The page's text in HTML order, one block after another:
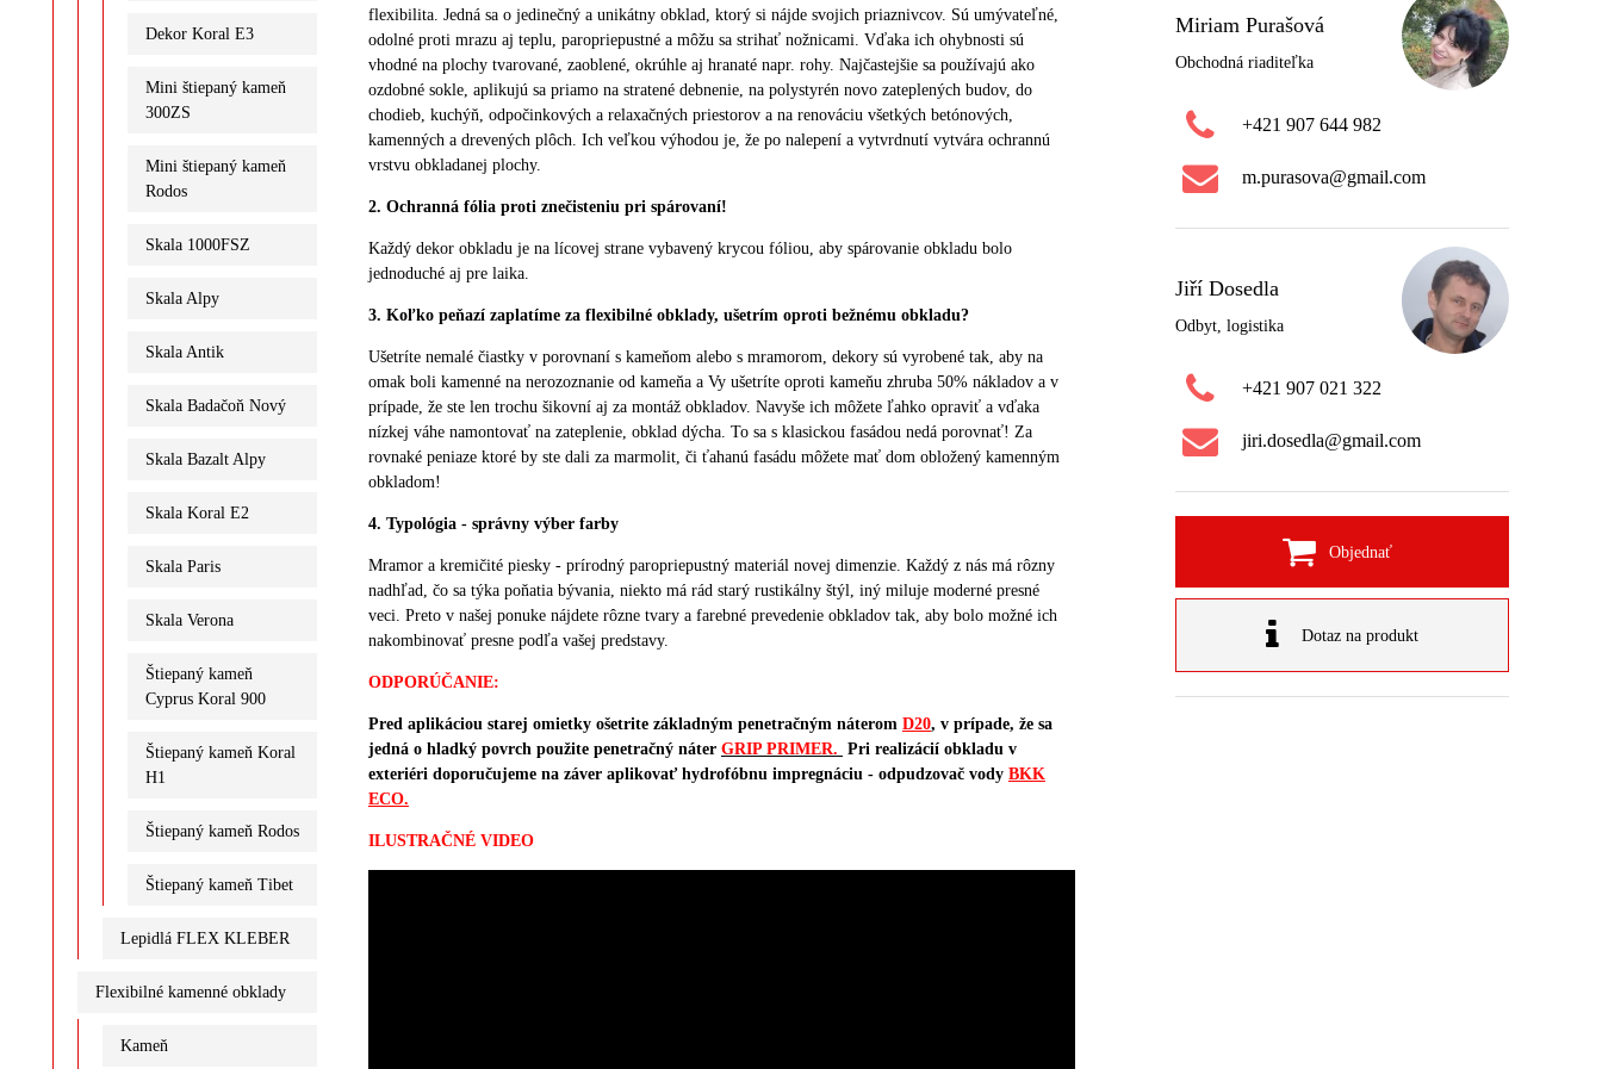
Dekor Koral E3
Mini štiepaný kameň
300ZS
Mini štiepaný kameň
Rodos
Skala 1000FSZ
Skala Alpy
Skala Antik
Skala Badačoň Nový
Skala Bazalt Alpy
Skala Koral E2
Skala Paris
Skala Verona
Štiepaný kameň
Cyprus Koral 900
Štiepaný kameň Koral
H1
Štiepaný kameň Rodos
Štiepaný kameň Tibet
Lepidlá FLEX KLEBER
Flexibilné kamenné obklady
Kameň
flexibilita. Jedná sa o jedinečný a unikátny obklad, ktorý si nájde svojich priaznivcov. Sú umývateľné,
odolné proti mrazu aj teplu, paropriepustné a môžu sa strihať nožnicami. Vďaka ich ohybnosti sú
vhodné na plochy tvarované, zaoblené, okrúhle aj hranaté napr. rohy. Najčastejšie sa používajú ako
ozdobné sokle, aplikujú sa priamo na stratené debnenie, na polystyrén novo zateplených budov, do
chodieb, kuchýň, odpočinkových a relaxačných priestorov a na renováciu všetkých betónových,
kamenných a drevených plôch. Ich veľkou výhodou je, že po nalepení a vytvrdnutí vytvára ochrannú
vrstvu obkladanej plochy.
2. Ochranná fólia proti znečisteniu pri spárovaní!
Každý dekor obkladu je na lícovej strane vybavený krycou fóliou, aby spárovanie obkladu bolo
jednoduché aj pre laika.
3. Koľko peňazí zaplatíme za flexibilné obklady, ušetrím oproti bežnému obkladu?
Ušetríte nemalé čiastky v porovnaní s kameňom alebo s mramorom, dekory sú vyrobené tak, aby na
omak boli kamenné na nerozoznanie od kameňa a Vy ušetríte oproti kameňu zhruba 50% nákladov a v
prípade, že ste len trochu šikovní aj za montáž obkladov. Navyše ich môžete ľahko opraviť a vďaka
nízkej váhe namontovať na zateplenie, obklad dýcha. To sa s klasickou fasádou nedá porovnať! Za
rovnaké peniaze ktoré by ste dali za marmolit, či ťahanú fasádu môžete mať dom obložený kamenným
obkladom!
4. Typológia - správny výber farby
Mramor a kremičité piesky - prírodný paropriepustný materiál novej dimenzie. Každý z nás má rôzny
nadhľad, čo sa týka poňatia bývania, niekto má rád starý rustikálny štýl, iný miluje moderné presné
veci. Preto v našej ponuke nájdete rôzne tvary a farebné prevedenie obkladov tak, aby bolo možné ich
nakombinovať presne podľa vašej predstavy.
ODPORÚČANIE:
Pred aplikáciou starej omietky ošetrite základným penetračným náterom D20, v prípade, že sa
jedná o hladký povrch použite penetračný náter GRIP PRIMER. Pri realizácií obkladu v
exteriéri doporučujeme na záver aplikovať hydrofóbnu impregnáciu - odpudzovač vody BKK
ECO.
ILUSTRAČNÉ VIDEO
Miriam Purašová
Obchodná riaditeľka
+421 907 644 982
m.purasova@gmail.com
Jiří Dosedla
Odbyt, logistika
+421 907 021 322
jiri.dosedla@gmail.com
Objednať
Dotaz na produkt